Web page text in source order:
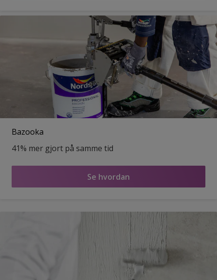
Bazooka
41% mer gjort på samme tid
Se hvordan